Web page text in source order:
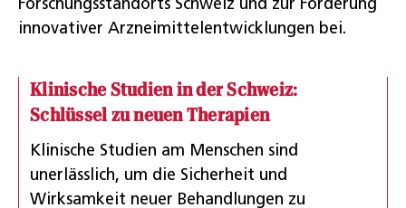
innovativer Arzneimittelentwicklungen bei.
Klinische Studien in der Schweiz:
Schlüssel zu neuen Therapien
Klinische Studien am Menschen sind
unerlässlich, um die Sicherheit und
Wirksamkeit neuer Behandlungen zu